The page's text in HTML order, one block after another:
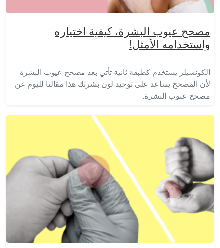
مصحح عيوب البشرة، كيفية اختياره
واستخدامه الأمثل!
الكونسيلر يستخدم كطبقة ثانية تأتي بعد مصحح عيوب البشرة
لأن المصحح يساعد على توحيد لون بشرتك هذا مقالنا لليوم عن
مصحح عيوب البشرة.